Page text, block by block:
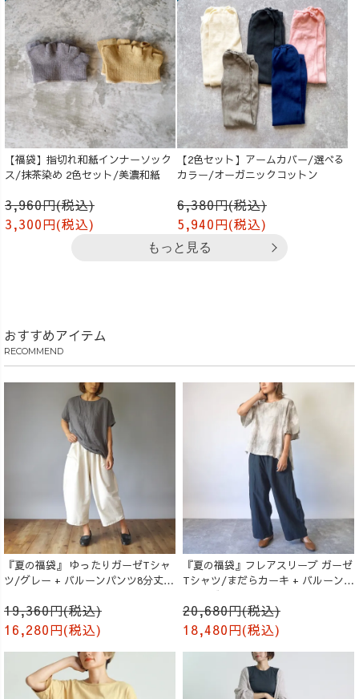
【福袋】指切れ和紙インナーソック
ス/抹茶染め 2色セット/美濃和紙
3,960円(税込)
3,300円(税込)
【2色セット】アームカバー/選べる
カラー/オーガニックコットン
6,380円(税込)
5,940円(税込)
もっと見る
おすすめアイテム
RECOMMEND
『夏の福袋』 ゆったりガーゼTシャ
ツ/グレー + バルーンパンツ8分丈/
19,360円(税込)
16,280円(税込)
『夏の福袋』フレアスリーブ ガーゼ
Tシャツ/まだらカーキ + バルーンパ
ンツ/ブラック
20,680円(税込)
18,480円(税込)